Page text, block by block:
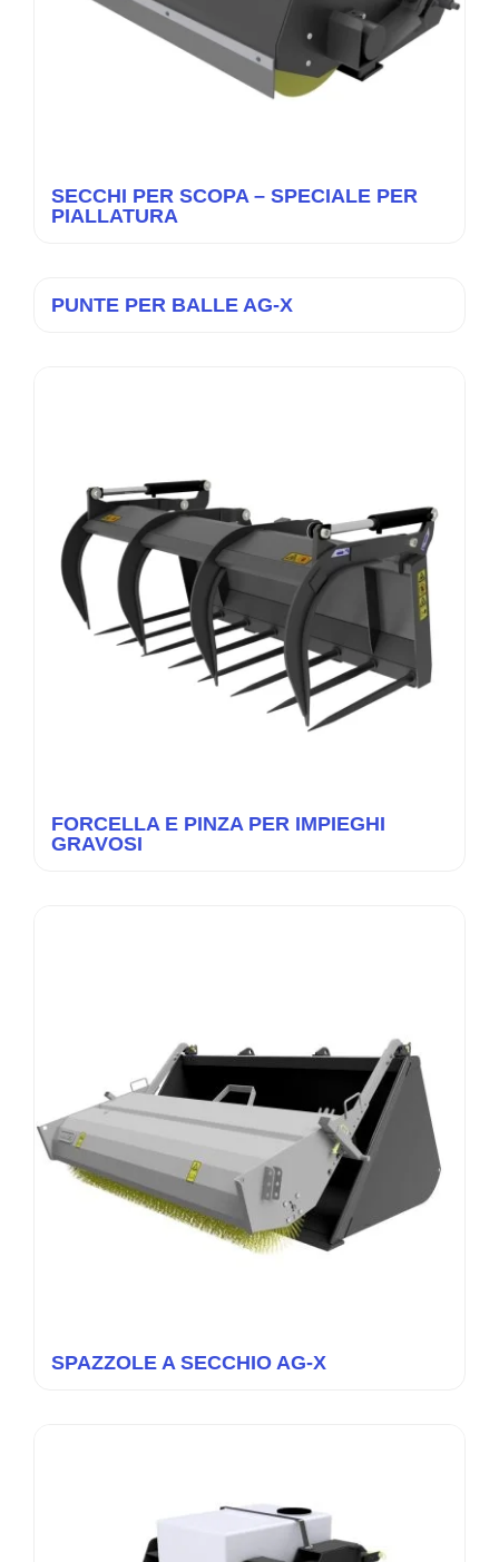
SECCHI PER SCOPA – SPECIALE PER
PIALLATURA
PUNTE PER BALLE AG-X
FORCELLA E PINZA PER IMPIEGHI
GRAVOSI
SPAZZOLE A SECCHIO AG-X